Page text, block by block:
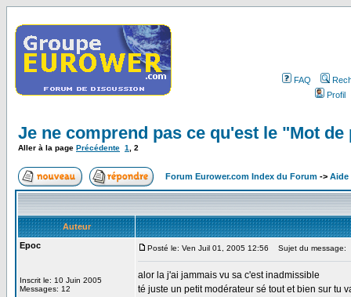
FAQ
Profil
Je ne comprend pas ce qu'est le "Mot de
Aller à la page Précédente 1 2
Forum Eurower.com Index du Forum -> Aide
Auteur
Epoc
Inscrit le: 10 Juin 2005
Messages: 12
Posté le: Ven Juil 01, 2005 12:56 Sujet du message:
alor la j'ai jammais vu sa c'est inadmissible
té juste un petit modérateur sé tout et bien sur tu